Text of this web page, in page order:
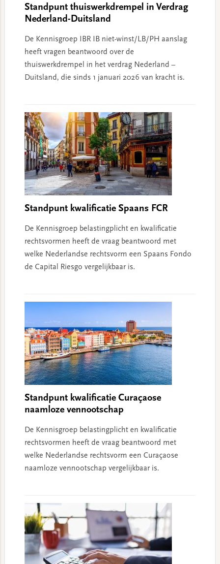
Standpunt thuiswerkdrempel in Verdrag
Nederland-Duitsland
De Kennisgroep IBR IB niet-winst/LB/PH aanslag
heeft vragen beantwoord over de
thuiswerkdrempel in het verdrag Nederland –
Duitsland, die sinds 1 januari 2026 van kracht is.
Standpunt kwalificatie Spaans FCR
De Kennisgroep belastingplicht en kwalificatie
rechtsvormen heeft de vraag beantwoord met
welke Nederlandse rechtsvorm een Spaans Fondo
de Capital Riesgo vergelijkbaar is.
Standpunt kwalificatie Curaçaose
naamloze vennootschap
De Kennisgroep belastingplicht en kwalificatie
rechtsvormen heeft de vraag beantwoord met
welke Nederlandse rechtsvorm een Curaçaose
naamloze vennootschap vergelijkbaar is.